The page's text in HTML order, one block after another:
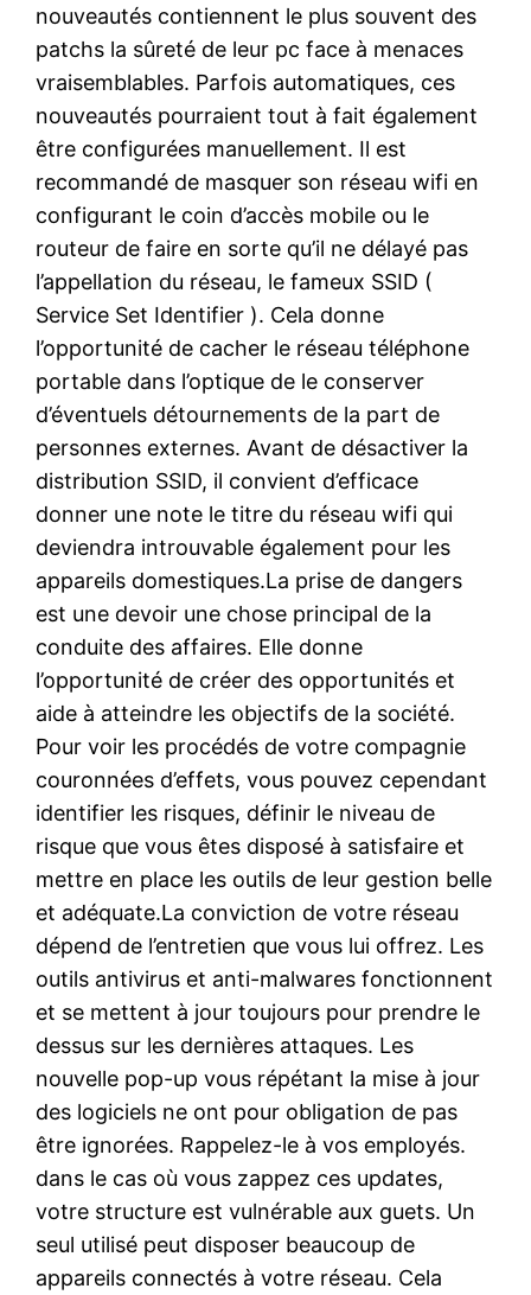
nouveautés contiennent le plus souvent des
patchs la sûreté de leur pc face à menaces
vraisemblables. Parfois automatiques, ces
nouveautés pourraient tout à fait également
être configurées manuellement. Il est
recommandé de masquer son réseau wifi en
configurant le coin d’accès mobile ou le
routeur de faire en sorte qu’il ne délayé pas
l’appellation du réseau, le fameux SSID (
Service Set Identifier ). Cela donne
l’opportunité de cacher le réseau téléphone
portable dans l’optique de le conserver
d’éventuels détournements de la part de
personnes externes. Avant de désactiver la
distribution SSID, il convient d’efficace
donner une note le titre du réseau wifi qui
deviendra introuvable également pour les
appareils domestiques.La prise de dangers
est une devoir une chose principal de la
conduite des affaires. Elle donne
l’opportunité de créer des opportunités et
aide à atteindre les objectifs de la société.
Pour voir les procédés de votre compagnie
couronnées d’effets, vous pouvez cependant
identifier les risques, définir le niveau de
risque que vous êtes disposé à satisfaire et
mettre en place les outils de leur gestion belle
et adéquate.La conviction de votre réseau
dépend de l’entretien que vous lui offrez. Les
outils antivirus et anti-malwares fonctionnent
et se mettent à jour toujours pour prendre le
dessus sur les dernières attaques. Les
nouvelle pop-up vous répétant la mise à jour
des logiciels ne ont pour obligation de pas
être ignorées. Rappelez-le à vos employés.
dans le cas où vous zappez ces updates,
votre structure est vulnérable aux guets. Un
seul utilisé peut disposer beaucoup de
appareils connectés à votre réseau. Cela